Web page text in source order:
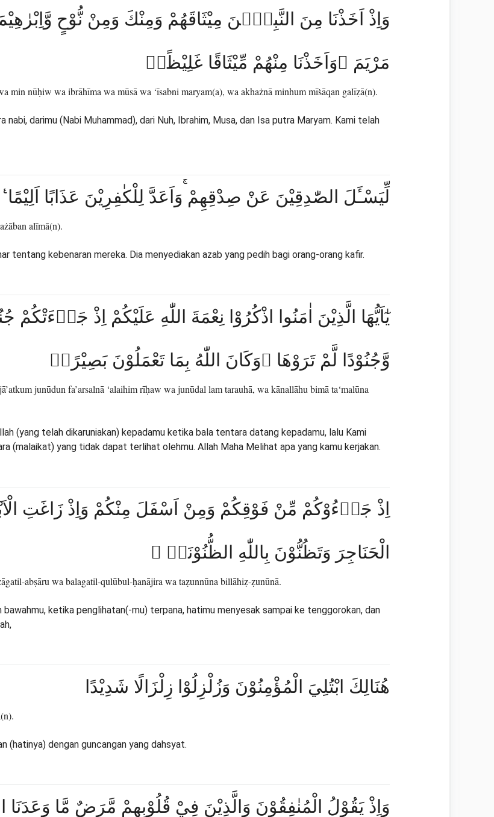
وَاِذْ اَخَذْنَا مِنَ النَّبِيّٖنَ مِيْثَاقَهُمْ وَمِنْكَ وَمِنْ نُّوْحٍ
مَرْيَمَ ۖوَاَخَذْنَا مِنْهُمْ مِّيْثَاقًا غَلِيْظًاۙ
min nūḥiw wa ibrāhīma wa mūsā wa ‘īsabni maryam(a), wa akhażnā minhum mīṡāqan galīẓā(n).
darimu (Nabi Muhammad), dari Nuh, Ibrahim, Musa, dan Isa putra Maryam. Kami telah
لِّيَسْـَٔلَ الصّٰدِقِيْنَ عَنْ صِدْقِهِمْ ۚوَاَعَدَّ لِلْكٰفِرِيْنَ عَذَابًا اَلِيْمًا ࣖ
alīmā(n).
tentang kebenaran mereka. Dia menyediakan azab yang pedih bagi orang-orang kafir.
يٰٓاَيُّهَا الَّذِيْنَ اٰمَنُوا اذْكُرُوْا نِعْمَةَ اللّٰهِ عَلَيْكُمْ اِذْ جَاۤءَتْكُمْ
وَّجُنُوْدًا لَّمْ تَرَوْهَا ۗوَكَانَ اللّٰهُ بِمَا تَعْمَلُوْنَ بَصِيْرًاۚ
junūdun fa’arsalnā ‘alaihim rīḥaw wa junūdal lam tarauhā, wa kānallāhu bimā ta‘malūna
(yang telah dikaruniakan) kepadamu ketika bala tentara datang kepadamu, lalu Kami
(malaikat) yang tidak dapat terlihat olehmu. Allah Maha Melihat apa yang kamu kerjakan.
اِذْ جَاۤءُوْكُمْ مِّنْ فَوْقِكُمْ وَمِنْ اَسْفَلَ مِنْكُمْ وَاِذْ زَاغَتِ
الْحَنَاجِرَ وَتَظُنُّوْنَ بِاللّٰهِ الظُّنُوْنَا۠ ۗ
abṣāru wa balagatil-qulūbul-ḥanājira wa taẓunnūna billāhiẓ-ẓunūnā.
ketika penglihatan(-mu) terpana, hatimu menyesak sampai ke tenggorokan, dan
هُنَالِكَ ابْتُلِيَ الْمُؤْمِنُوْنَ وَزُلْزِلُوْا زِلْزَالًا شَدِيْدًا
(hatinya) dengan guncangan yang dahsyat.
وَاِذْ يَقُوْلُ الْمُنٰفِقُوْنَ وَالَّذِيْنَ فِيْ قُلُوْبِهِمْ مَّرَضٌ مَّا وَعَدَنَا